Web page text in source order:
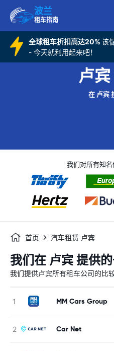
波兰
租车指南
全球租车折扣高达20% 该
- 今天就利用起来吧！
卢
在 卢宾
我们对所有知
首页 汽车租赁 卢宾
我们在 卢宾 提供
我们提供卢宾所有租车公司的比较
MM Cars Group
Car Net